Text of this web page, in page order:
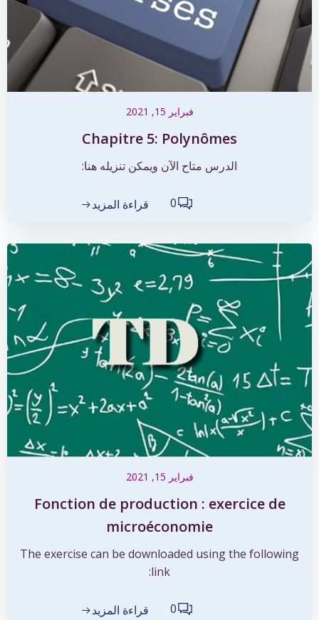
فبراير 15, 2021
Chapitre 5: Polynômes
الدرس متاح الآن ويمكن تنزيله هنا:
0 قراءة المزيد
فبراير 15, 2021
Fonction de production : exercice de
microéconomie
The exercise can be downloaded using the following
link:
0 قراءة المزيد